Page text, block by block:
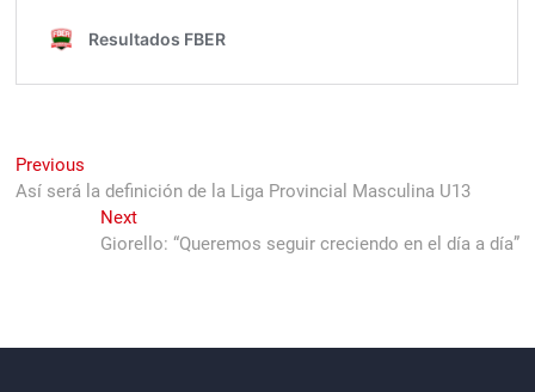
Navegación
de
entradas
Previous
post:
Así será la definición de la Liga Provincial Masculina U13
NextNext
post:
Giorello: “Queremos seguir creciendo en el día a día”